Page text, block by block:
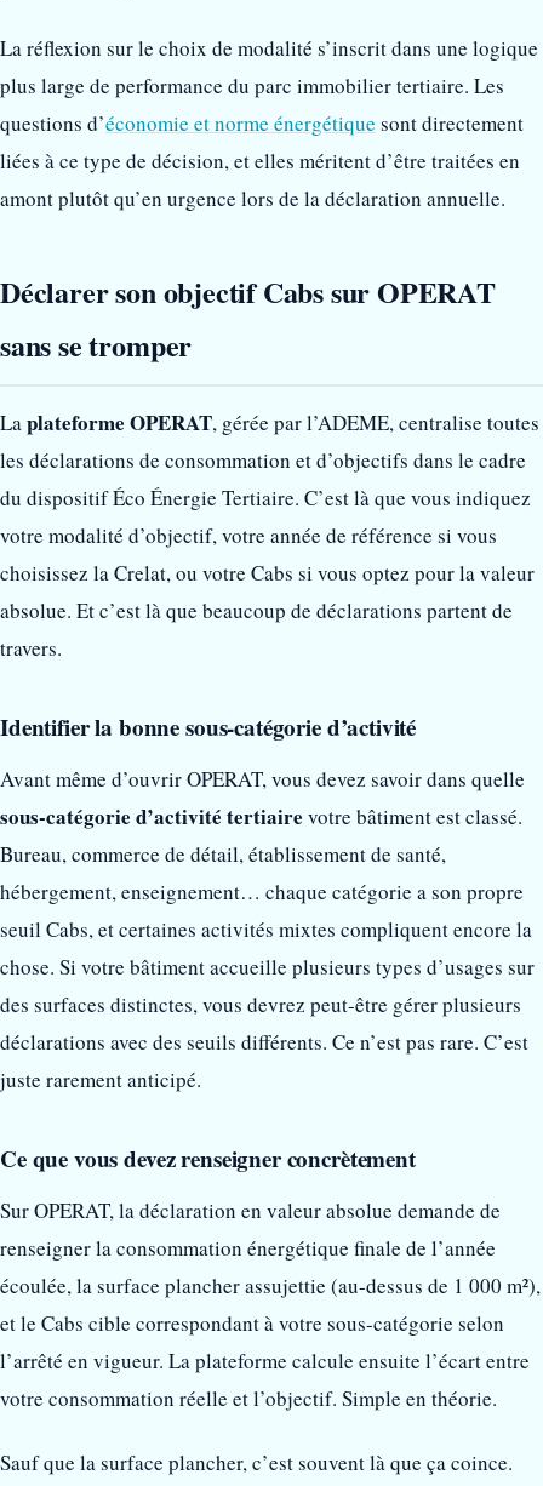
La réflexion sur le choix de modalité s’inscrit dans une logique
plus large de performance du parc immobilier tertiaire. Les
questions d’économie et norme énergétique sont directement
liées à ce type de décision, et elles méritent d’être traitées en
amont plutôt qu’en urgence lors de la déclaration annuelle.
Déclarer son objectif Cabs sur OPERAT
sans se tromper
Laplateforme OPERAT, gérée par l’ADEME, centralise toutes
les déclarations de consommation et d’objectifs dans le cadre
du dispositif Éco Énergie Tertiaire. C’est là que vous indiquez
votre modalité d’objectif, votre année de référence si vous
choisissez la Crelat, ou votre Cabs si vous optez pour la valeur
absolue. Et c’est là que beaucoup de déclarations partent de
travers.
Identifier la bonne sous-catégorie d’activité
Avant même d’ouvrir OPERAT, vous devez savoir dans quelle
sous-catégorie d’activité tertiaire votre bâtiment est classé.
Bureau, commerce de détail, établissement de santé,
hébergement, enseignement… chaque catégorie a son propre
seuil Cabs, et certaines activités mixtes compliquent encore la
chose. Si votre bâtiment accueille plusieurs types d’usages sur
des surfaces distinctes, vous devrez peut-être gérer plusieurs
déclarations avec des seuils différents. Ce n’est pas rare. C’est
juste rarement anticipé.
Ce que vous devez renseigner concrètement
Sur OPERAT, la déclaration en valeur absolue demande de
renseigner la consommation énergétique finale de l’année
écoulée, la surface plancher assujettie (au-dessus de 1 000 m²),
et le Cabs cible correspondant à votre sous-catégorie selon
l’arrêté en vigueur. La plateforme calcule ensuite l’écart entre
votre consommation réelle et l’objectif. Simple en théorie.
Sauf que la surface plancher, c’est souvent là que ça coince.